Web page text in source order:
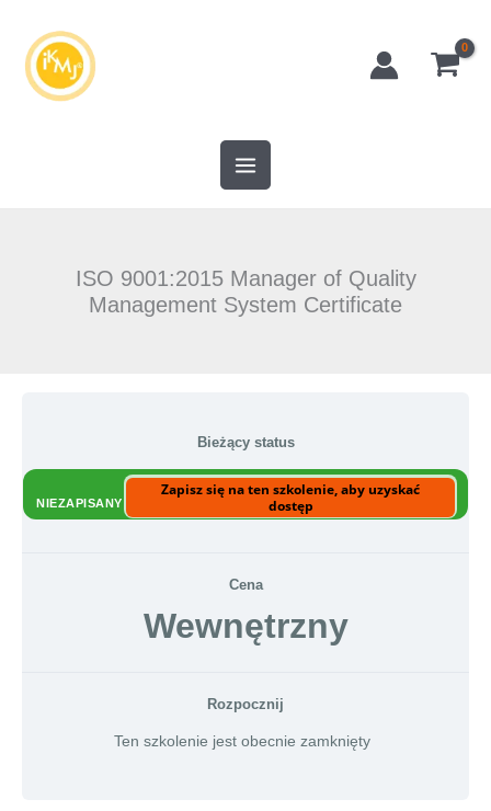
treści
ISO 9001:2015 Manager of Quality
Management System Certificate
Bieżący status
NIEZAPISANY
Zapisz się na ten szkolenie, aby uzyskać
dostęp
Cena
Wewnętrzny
Rozpocznij
Ten szkolenie jest obecnie zamknięty